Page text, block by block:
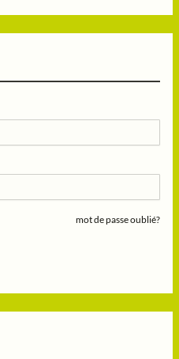
mot de passe oublié?